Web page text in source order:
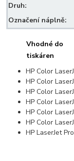
Druh:
Označení náplně:
Vhodné do
tiskáren
HP Color
HP Color
HP Color
HP Color
HP Color
HP Color
HP LaserJet